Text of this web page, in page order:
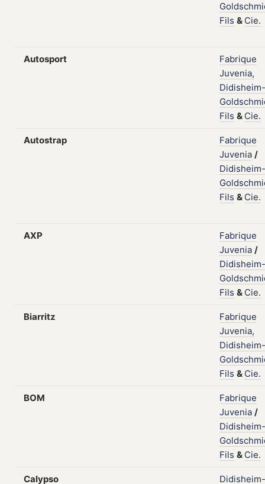
Fils & Cie.
Autosport
Fabrique
Juvenia,
Didisheim-
Fils & Cie.
Autostrap
Fabrique
Juvenia /
Didisheim-
Fils & Cie.
AXP
Fabrique
Juvenia /
Didisheim-
Fils & Cie.
Biarritz
Fabrique
Juvenia,
Didisheim-
Fils & Cie.
BOM
Fabrique
Juvenia /
Didisheim-
Fils & Cie.
Calypso
Didisheim-